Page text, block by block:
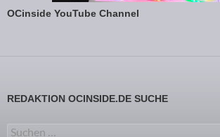
OCinside YouTube Channel
REDAKTION OCINSIDE.DE SUCHE
Suchen nach: